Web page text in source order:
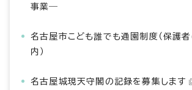
事業―
名古屋市こども誰でも通園制度（保護
内）
名古屋城現天守閣の記録を募集します